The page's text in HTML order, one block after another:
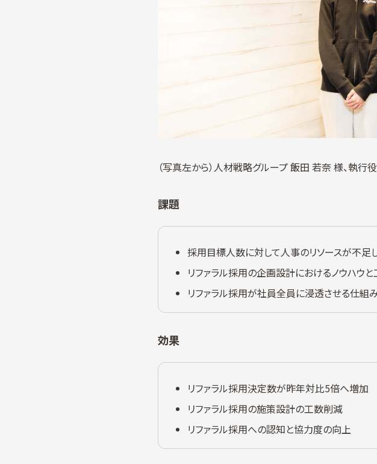
（写真左から）人材戦略グループ 飯田 若奈 様、執
課題
採用目標人数に対して人事のリソースが不足
リファラル採用の企画設計におけるノウハウ
リファラル採用が社員全員に浸透させる仕組
効果
リファラル採用決定数が昨年対比5倍へ増加
リファラル採用の施策設計の工数削減
リファラル採用への認知と協力度の向上